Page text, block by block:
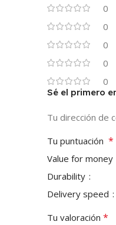
0
0
0
0
0
Sé el primero
Tu dirección de
Tu puntuación *
Value for money
Durability
Delivery speed
Tu valoración *